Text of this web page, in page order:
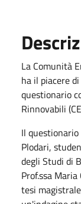
La Comunità
ha il piacere
questionario
Rinnovabili
Il
Plodari,
degli Studi di
Prof.ssa
tesi